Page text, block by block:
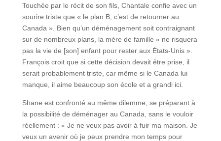
Touchée par le récit de son fils, Chantale confie avec un
sourire triste que « le plan B, c’est de retourner au
Canada ». Bien qu’un déménagement soit contraignant
sur de nombreux plans, la mère de famille « ne risquera
pas la vie de [son] enfant pour rester aux États-Unis ».
François croit que si cette décision devait être prise, il
serait probablement triste, car même si le Canada lui
manque, il aime beaucoup son école et a grandi ici.
Shane est confronté au même dilemme, se préparant à
la possibilité de déménager au Canada, sans le vouloir
réellement : « Je ne veux pas avoir à fuir ma maison. Je
veux un avenir où je peux prendre mon temps pour